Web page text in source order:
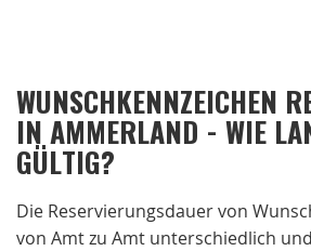
WUNSCHKENNZEICHEN
IN AMMERLAND - WIE
GÜLTIG?
Die Reservierungsdauer von
von Amt zu Amt unterschiedlich